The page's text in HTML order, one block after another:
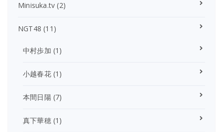
Minisuka.tv (2)
NGT48 (11)
中村歩加 (1)
小越春花(1)
本間日陽(7)
真下華穂(1)